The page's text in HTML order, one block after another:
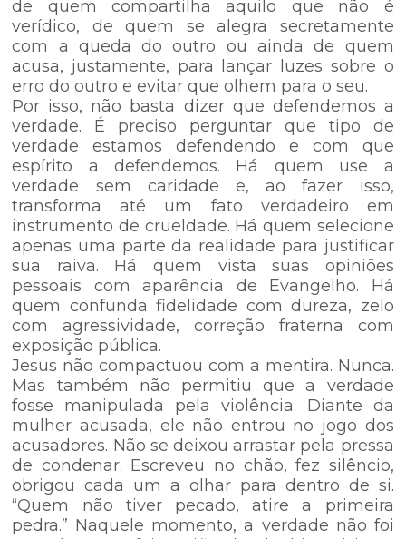
de quem compartilha aquilo que não é
verídico, de quem se alegra secretamente
com a queda do outro ou ainda de quem
acusa, justamente, para lançar luzes sobre o
erro do outro e evitar que olhem para o seu.
Por isso, não basta dizer que defendemos a
verdade. É preciso perguntar que tipo de
verdade estamos defendendo e com que
espírito a defendemos. Há quem use a
verdade sem caridade e, ao fazer isso,
transforma até um fato verdadeiro em
instrumento de crueldade. Há quem selecione
apenas uma parte da realidade para justificar
sua raiva. Há quem vista suas opiniões
pessoais com aparência de Evangelho. Há
quem confunda fidelidade com dureza, zelo
com agressividade, correção fraterna com
exposição pública.
Jesus não compactuou com a mentira. Nunca.
Mas também não permitiu que a verdade
fosse manipulada pela violência. Diante da
mulher acusada, ele não entrou no jogo dos
acusadores. Não se deixou arrastar pela pressa
de condenar. Escreveu no chão, fez silêncio,
obrigou cada um a olhar para dentro de si.
“Quem não tiver pecado, atire a primeira
pedra.” Naquele momento, a verdade não foi